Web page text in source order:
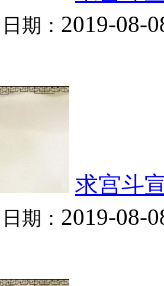
日期： 2019-08-
求宫斗
日期： 2019-08-